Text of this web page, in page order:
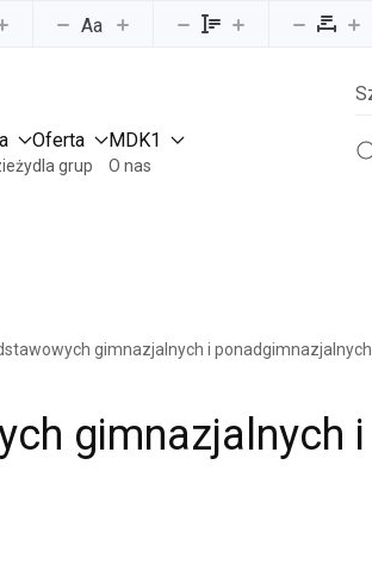
Aa
Oferta
dla grup
MDK1
O nas
gimnazjalnych i ponadgimnazjalnych
gimnazjalnych i